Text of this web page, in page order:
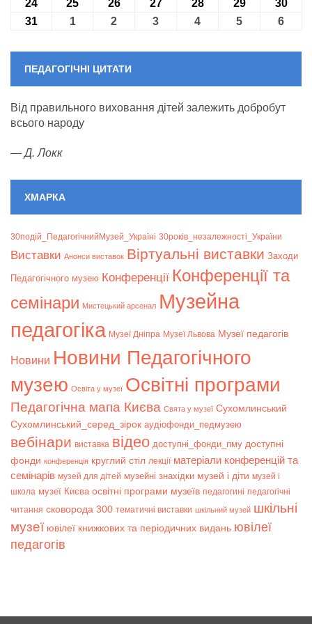
24 24.08.2026
25 25.08.2026
2626.08.2026
2727.08.2026
2828.08.2026
2929.08.2026
30
31 31.08.2026
101.09.2026
2 02.09.2026
3 03.09.2026
4 04.09.2026
5 05.09.2026
6
ПЕДАГОГІЧНІ ЦИТАТИ
Від правильного виховання дітей залежить добробут
всього народу
—Д. Локк
ХМАРКА
30подій_ПедагогічнийМузей_Україні 30років_незалежності_України
Bиставки Анонси виставок Віртуальні виставки Заходи
Педагогічного музею Конференції Конференції та
семінари Мистецький арсенал Музейна
педагогіка Музеї Дніпра Музеї Львова Музеї педагогів
Новини Новини Педагогічного
музею Освіта у музеї Освітні програми
Педагогічна мапа Києва Свята у музеї Сухомлинський
Сухомлинський_серед_зірок аудіофонди_педмузею
вебінари виставка відео доступні_фонди_пму доступні
фонди конференція круглий стіл лекції матеріали конференцій та
семінарів музей для дітей музейні знахідки музей і діти музей і
школа музеї Києва освітні програми музеїв педагогині педагогічні
читання сковорода 300 тематичні виставки шкільний музей шкільні
музеї ювілеї книжкових та періодичних видань ювілеї
педагогів